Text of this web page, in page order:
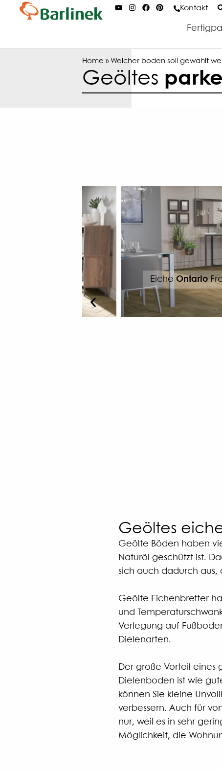
Kontakt
Home » Welcher boden soll gewählt
Geöltes
Fischgrat 130
Geöltes
Geölte Böden haben
Naturöl geschützt ist.
sich auch dadurch aus,
Geölte Eichenbretter
und
Verlegung auf
Dielenarten.
Der große Vorteil eines
Dielenboden ist wie
können Sie kleine
verbessern. Auch für
nur, weil es in sehr
Möglichkeit, die